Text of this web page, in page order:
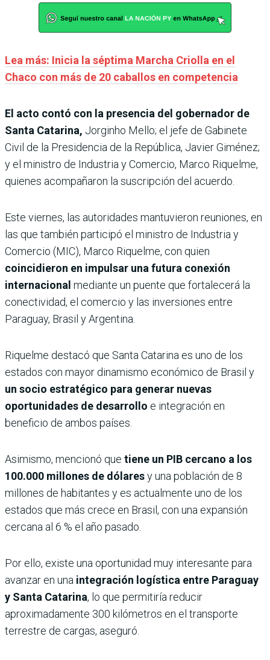
Lea más: Inicia la séptima Marcha Criolla en el
Chaco con más de 20 caballos en competencia
El acto contó con la presencia del gobernador de
Santa Catarina, Jorginho Mello; el jefe de Gabinete
Civil de la Presidencia de la República, Javier Giménez;
y el ministro de Industria y Comercio, Marco Riquelme,
quienes acompañaron la suscripción del acuerdo.
Este viernes, las autoridades mantuvieron reuniones, en
las que también participó el ministro de Industria y
Comercio (MIC), Marco Riquelme, con quien
coincidieron en impulsar una futura conexión
internacional mediante un puente que fortalecerá la
conectividad, el comercio y las inversiones entre
Paraguay, Brasil y Argentina.
Riquelme destacó que Santa Catarina es uno de los
estados con mayor dinamismo económico de Brasil y
un socio estratégico para generar nuevas
oportunidades de desarrollo e integración en
beneficio de ambos países.
Asimismo, mencionó que tiene un PIB cercano a los
100.000 millones de dólaresy una población de 8
millones de habitantes y es actualmente uno de los
estados que más crece en Brasil, con una expansión
cercana al 6 % el año pasado.
Por ello, existe una oportunidad muy interesante para
avanzar en una integración logística entre Paraguay
y Santa Catarina, lo que permitiría reducir
aproximadamente 300 kilómetros en el transporte
terrestre de cargas, aseguró.